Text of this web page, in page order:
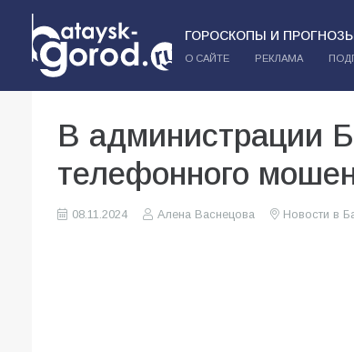
ГОРОСКОПЫ И
О САЙТЕ РЕКЛАМА
В администрации
телефонного
08.11.2024 Алена Васнецова Новости в